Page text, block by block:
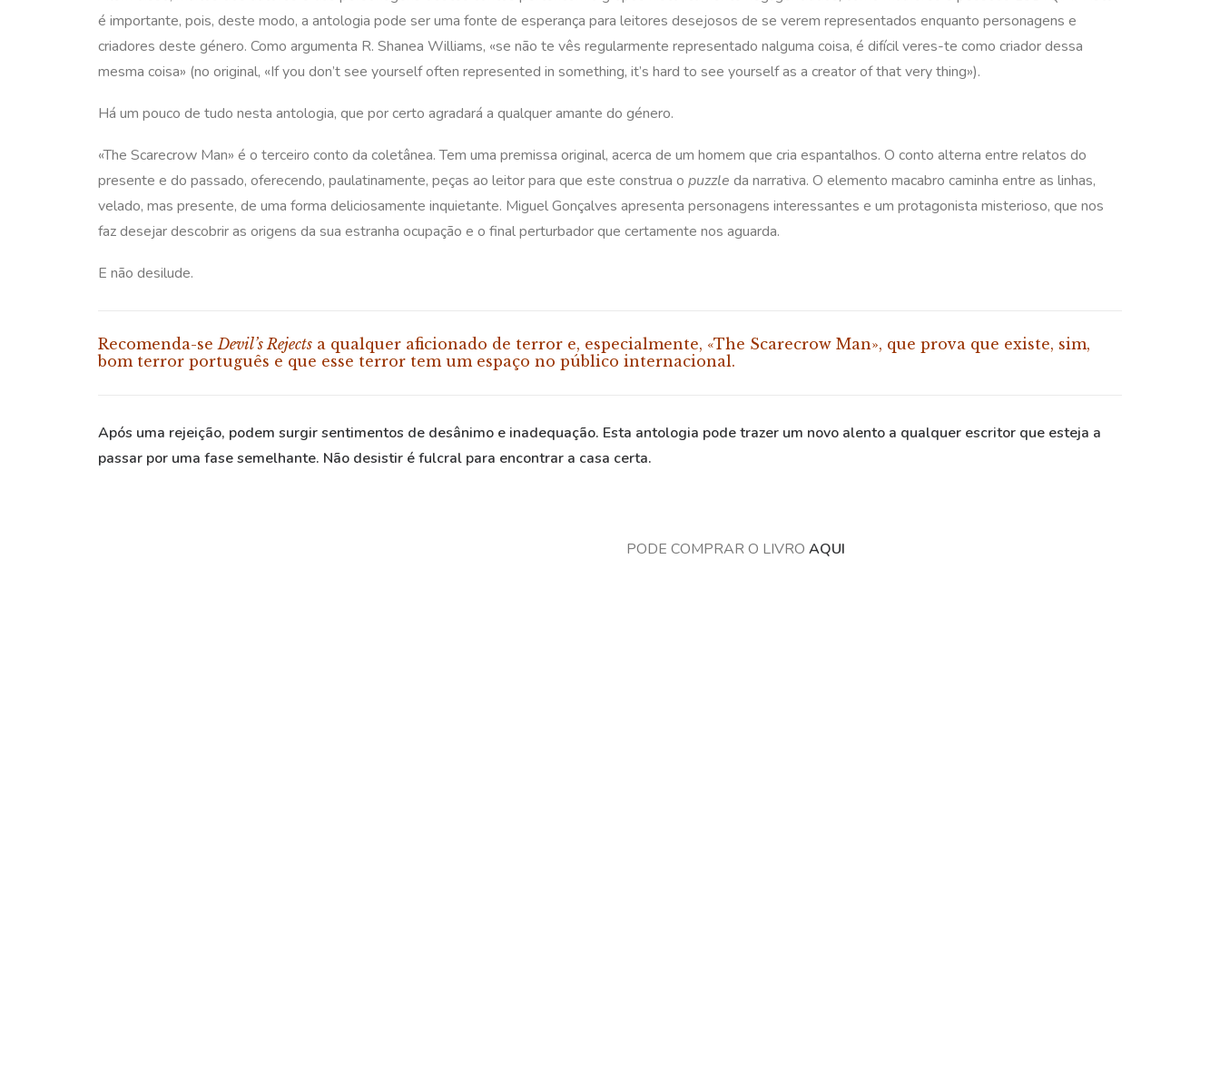
é importante, pois, deste modo, a antologia pode ser uma fonte de esperança para leitores desejosos de se verem representados enquanto personagens e
criadores deste género. Como argumenta R. Shanea Williams, «se não te vês regularmente representado nalguma coisa, é difícil veres-te como criador dessa
mesma coisa» (no original, «If you don’t see yourself often represented in something, it’s hard to see yourself as a creator of that very thing»).
Há um pouco de tudo nesta antologia, que por certo agradará a qualquer amante do género.
«The Scarecrow Man» é o terceiro conto da coletânea. Tem uma premissa original, acerca de um homem que cria espantalhos. O conto alterna entre relatos do
presente e do passado, oferecendo, paulatinamente, peças ao leitor para que este construa o puzzle da narrativa. O elemento macabro caminha entre as linhas,
velado, mas presente, de uma forma deliciosamente inquietante. Miguel Gonçalves apresenta personagens interessantes e um protagonista misterioso, que nos
faz desejar descobrir as origens da sua estranha ocupação e o final perturbador que certamente nos aguarda.
E não desilude.
Recomenda-seDevil’s Rejects a qualquer aficionado de terror e, especialmente, «The Scarecrow Man», que prova que existe, sim,
bom terror português e que esse terror tem um espaço no público internacional.
Após uma rejeição, podem surgir sentimentos de desânimo e inadequação. Esta antologia pode trazer um novo alento a qualquer escritor que esteja a
passar por uma fase semelhante. Não desistir é fulcral para encontrar a casa certa.
PODE COMPRAR O LIVRO AQUI